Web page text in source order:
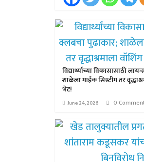
विद्यार्थ्यांच्या विकासासाठी
शाळेला माईक सिस्टीम तर
भेट!
June 24, 2026 0